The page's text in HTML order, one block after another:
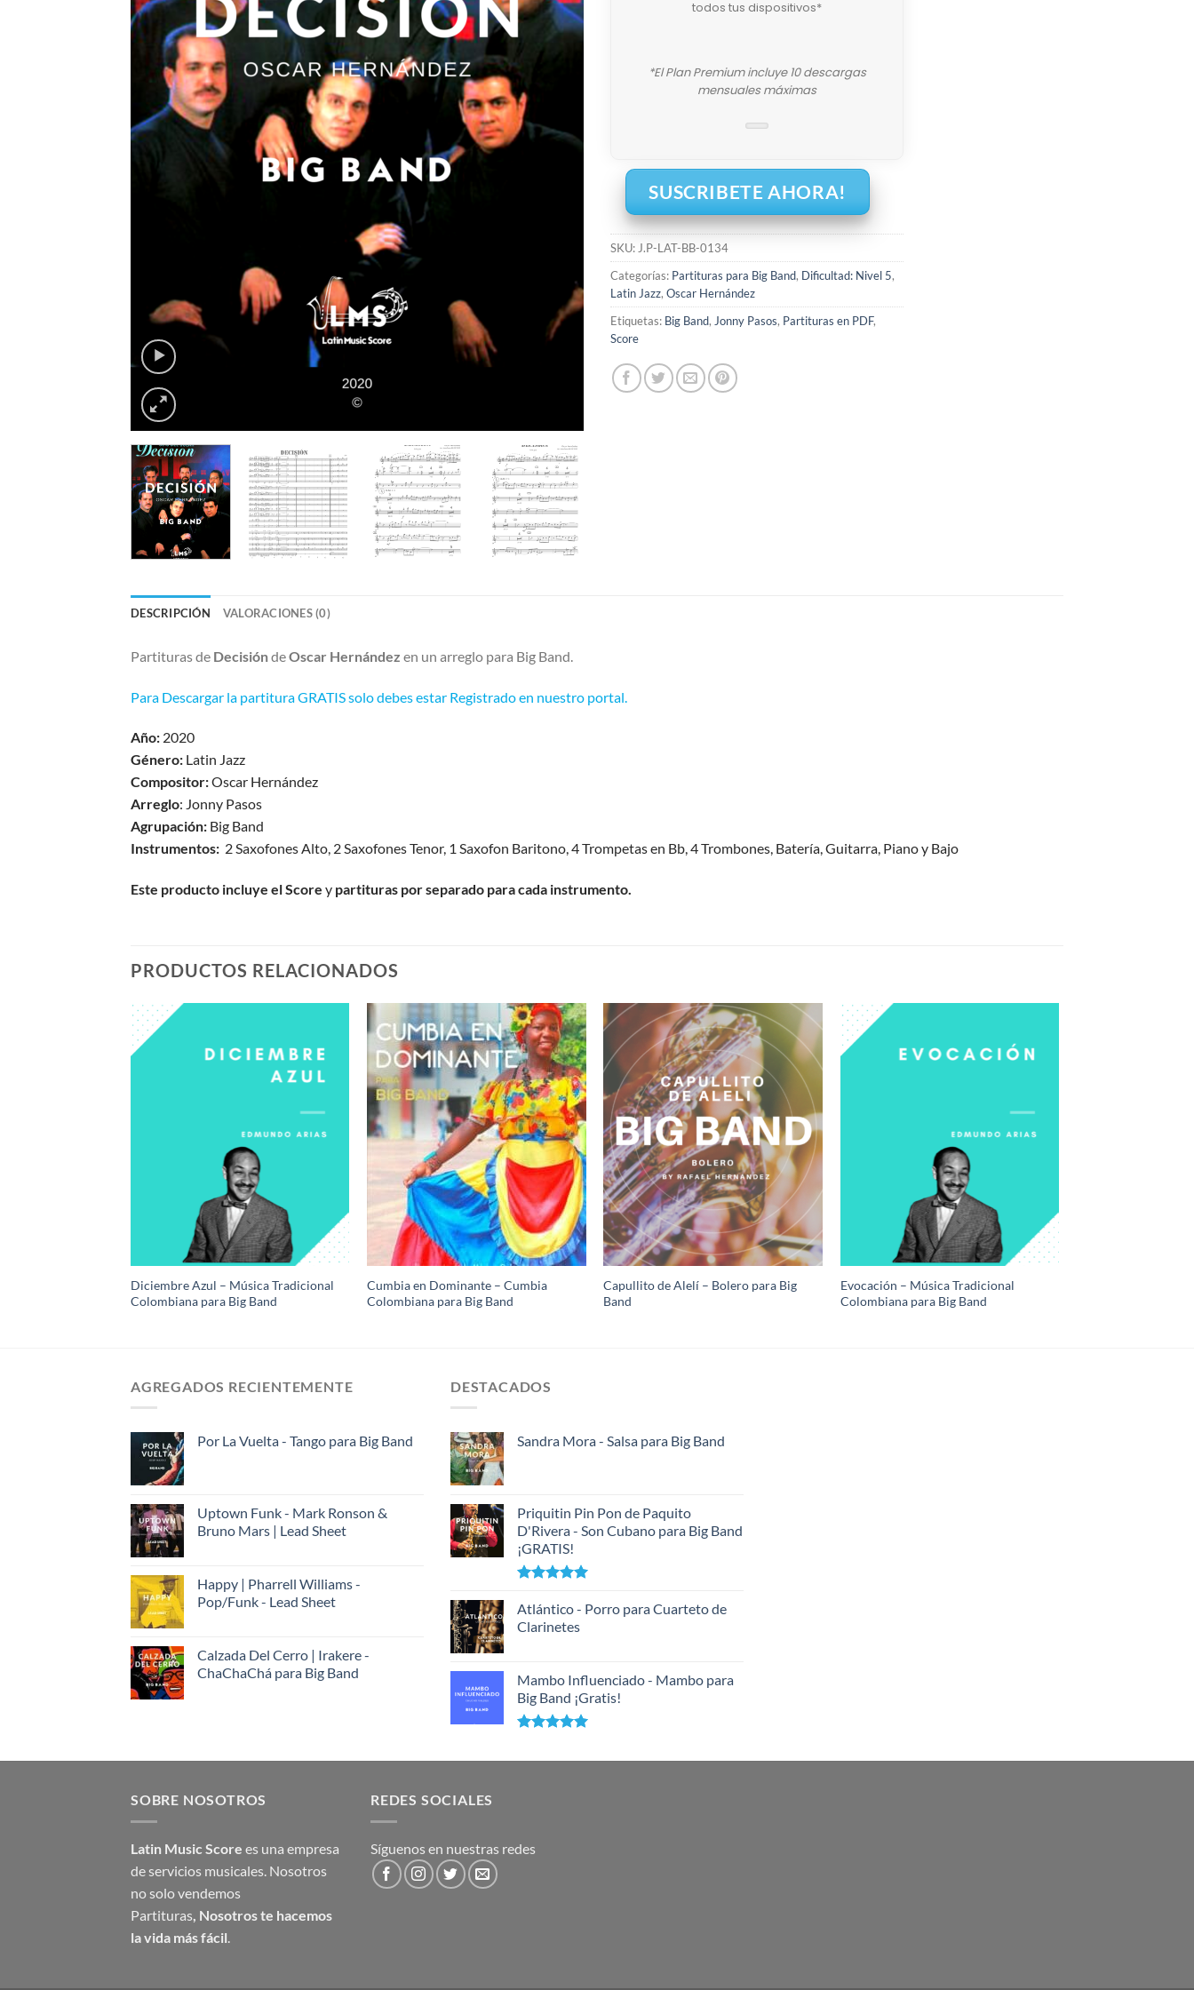
todos tus dispositivos*
*El Plan Premium incluye 10 descargas
mensuales máximas
SUSCRIBETE AHORA!
SKU: J.P-LAT-BB-0134
Categorías: Partituras para Big Band, Dificultad: Nivel 5,
Latin Jazz, Oscar Hernández
Etiquetas: Big Band, Jonny Pasos, Partituras en PDF,
Score
DESCRIPCIÓN VALORACIONES (0)
Partituras de DecisióndeOscar Hernández en un arreglo para Big Band.
Para Descargar la partitura GRATIS solo debes estar Registrado en nuestro portal.
Año: 2020
Género: Latin Jazz
Compositor:Oscar Hernández
Arreglo: Jonny Pasos
Agrupación: Big Band
Instrumentos: 2 Saxofones Alto, 2 Saxofones Tenor, 1 Saxofon Baritono, 4 Trompetas en Bb, 4 Trombones, Batería, Guitarra, Piano y Bajo
Este producto incluye el Score y partituras por separado para cada instrumento.
PRODUCTOS RELACIONADOS
Diciembre Azul – Música Tradicional
Colombiana para Big Band
Cumbia en Dominante – Cumbia
Colombiana para Big Band
Capullito de Alelí – Bolero para Big
Band
Evocación – Música Tradicional
Colombiana para Big Band
AGREGADOS RECIENTEMENTE
Por La Vuelta - Tango para Big Band
Uptown Funk - Mark Ronson &
Bruno Mars | Lead Sheet
Happy | Pharrell Williams -
Pop/Funk - Lead Sheet
Calzada Del Cerro | Irakere -
ChaChaChá para Big Band
DESTACADOS
Sandra Mora - Salsa para Big Band
Priquitin Pin Pon de Paquito
D'Rivera - Son Cubano para Big Band
¡GRATIS!
con5.00
de 5
Atlántico - Porro para Cuarteto de
Clarinetes
Mambo Influenciado - Mambo para
Big Band ¡Gratis!
SOBRE NOSOTROS
Latin Music Score es una empresa
de servicios musicales. Nosotros
no solo vendemos
Partituras, Nosotros te hacemos
la vida más fácil.
REDES SOCIALES
Síguenos en nuestras redes